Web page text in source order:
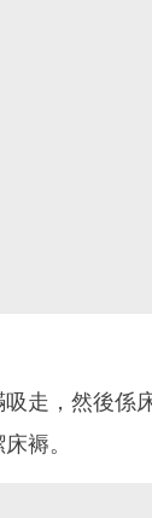
走，然後係
褥。